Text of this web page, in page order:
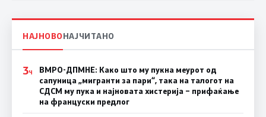
НАЈНОВОНАЈЧИТАНО
3Ч
ВМРО-ДПМНЕ: Како што му пукна меурот од
сапуница „мигранти за пари“, така на талогот на
СДСМ му пука и најновата хистерија – прифаќање
на француски предлог